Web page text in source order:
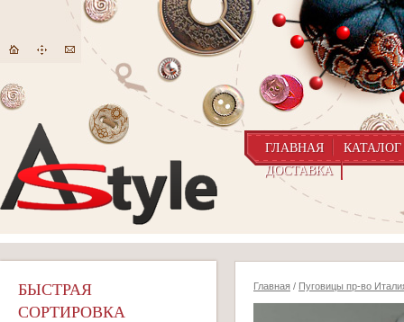
ГЛАВНАЯ
КАТАЛОГ
ДОСТАВКА
БЫСТРАЯ
СОРТИРОВКА
Главная / Пуговицы пр-во